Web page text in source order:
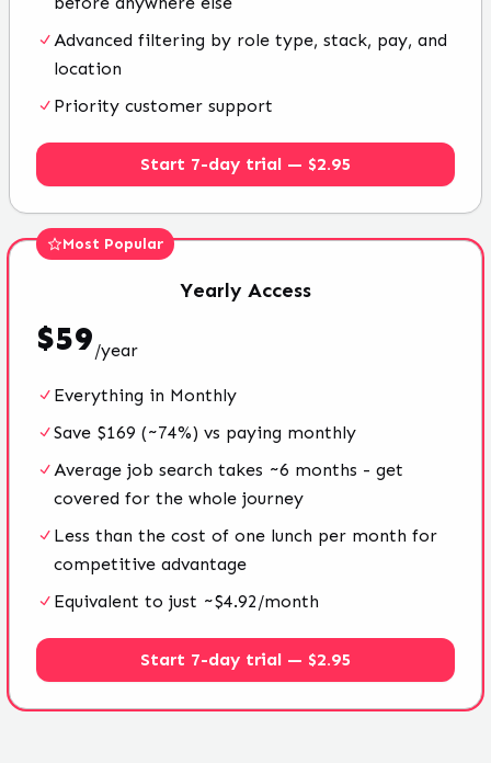
Advanced filtering by role type, stack, pay, and
location
Priority customer support
Start 7-day trial — $2.95
Most Popular
Yearly Access
$59/year
Everything in Monthly
Save $169 (~74%) vs paying monthly
Average job search takes ~6 months - get
covered for the whole journey
Less than the cost of one lunch per month for
competitive advantage
Equivalent to just ~$4.92/month
Start 7-day trial — $2.95